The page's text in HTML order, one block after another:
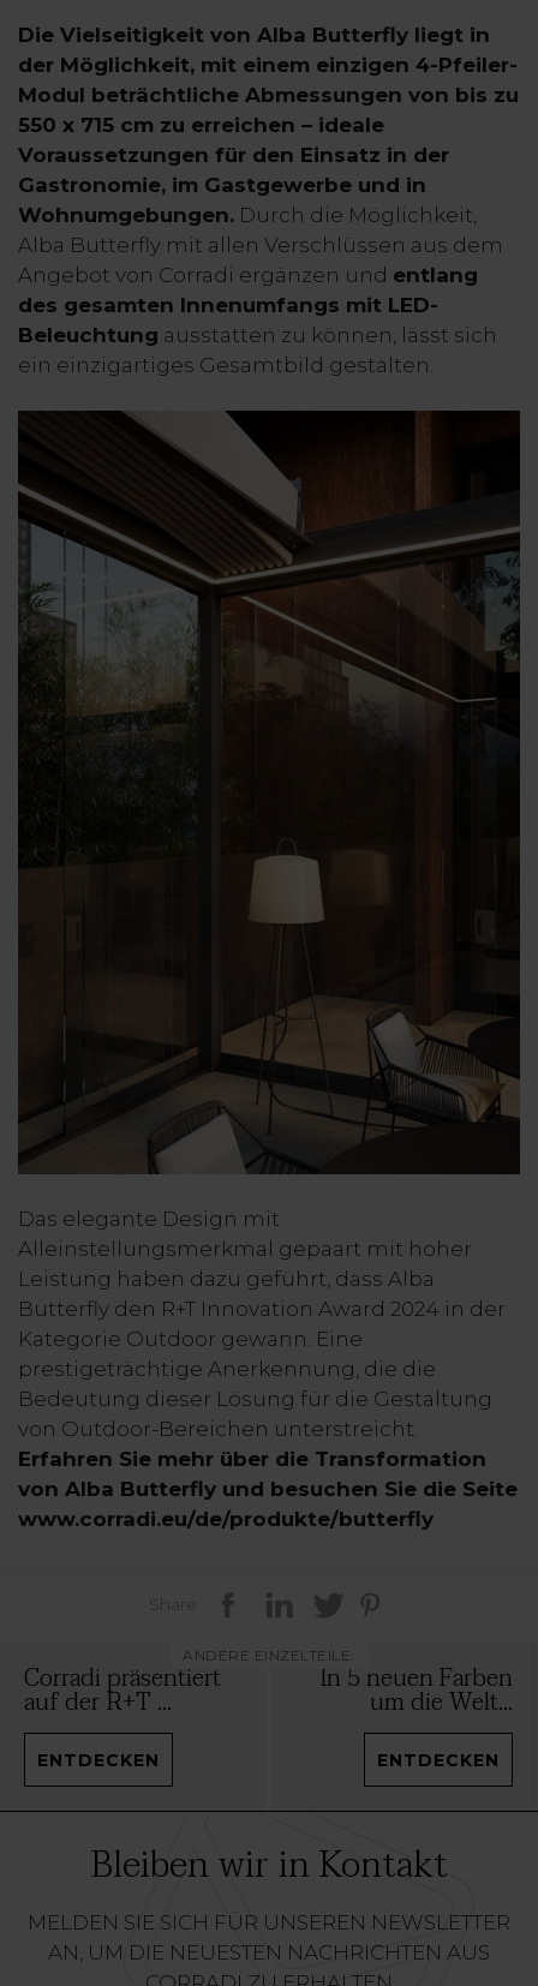
Die Vielseitigkeit von Alba Butterfly liegt in
der Möglichkeit, mit einem einzigen 4-Pfeiler-
Modul beträchtliche Abmessungen von bis zu
550 x 715 cm zu erreichen – ideale
Voraussetzungen für den Einsatz in der
Gastronomie, im Gastgewerbe und in
Wohnumgebungen. Durch die Möglichkeit,
Alba Butterfly mit allen Verschlüssen aus dem
Angebot von Corradi ergänzen und entlang
des gesamten Innenumfangs mit LED-
Beleuchtung ausstatten zu können, lässt sich
ein einzigartiges Gesamtbild gestalten.
Das elegante Design mit
Alleinstellungsmerkmal gepaart mit hoher
Leistung haben dazu geführt, dass Alba
Butterfly den R+T Innovation Award 2024 in der
Kategorie Outdoor gewann. Eine
prestigeträchtige Anerkennung, die die
Bedeutung dieser Lösung für die Gestaltung
von Outdoor-Bereichen unterstreicht.
Erfahren Sie mehr über die Transformation
von Alba Butterfly und besuchen Sie die Seite
www.corradi.eu/de/produkte/butterfly
Share
ANDERE EINZELTEILE:
Corradi präsentiert
auf der R+T ...
ENTDECKEN
In 5 neuen Farben
um die Welt...
ENTDECKEN
Bleiben wir in Kontakt
MELDEN SIE SICH FÜR UNSEREN NEWSLETTER
AN, UM DIE NEUESTEN NACHRICHTEN AUS